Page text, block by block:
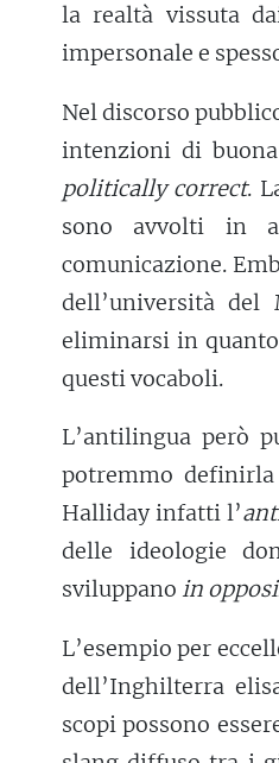
la realtà vissuta
impersonale e
Nel discorso
intenzioni di
politically correct.
sono avvolti in
comunicazione.
dell’università
eliminarsi in
questi vocaboli.
L’antilingua però
potremmo
Halliday infatti l’
delle ideologie
sviluppano in
L’esempio per
dell’Inghilterra
scopi possono